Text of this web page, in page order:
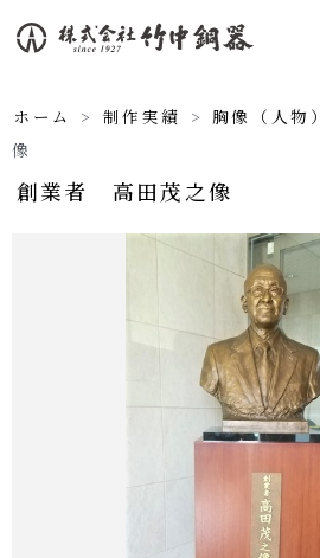
容
ス
キ
ホーム > 制作実績 > 胸像（人物）
像
創業者 高田茂之像